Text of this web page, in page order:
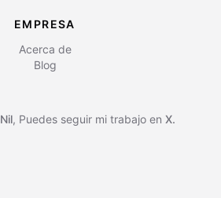
EMPRESA
Acerca de
Blog
Nil, Puedes seguir mi trabajo en X.